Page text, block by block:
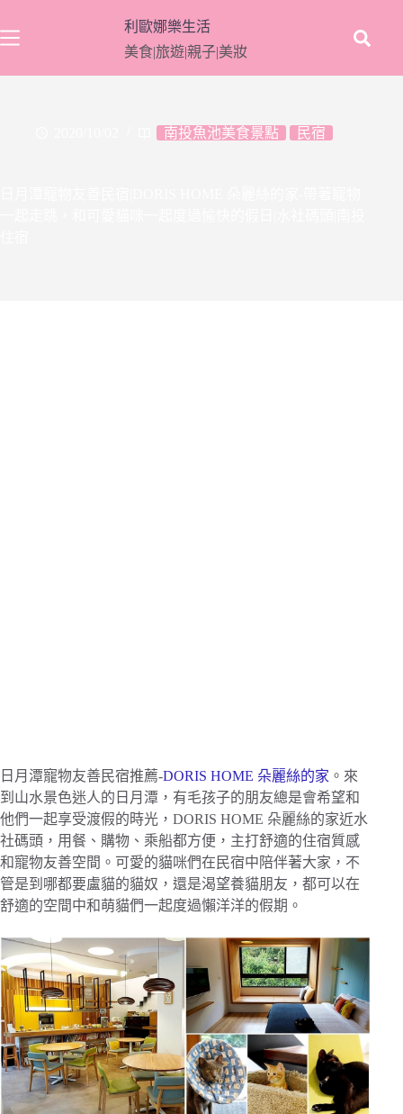
至
要
利歐娜樂生活
美食|旅遊|親子|美妝
南投魚池美食景點 民宿
日月潭寵物友善民宿推薦-DORIS HOME 朵麗絲的家 。來
到山水景色迷人的日月潭，有毛孩子的朋友總是會希望和
他們一起享受渡假的時光， DORIS HOME 朵麗絲的家近水
社碼頭，用餐、購物、乘船都方便，主打舒適的住宿質感
和寵物友善空間。可愛的貓咪們在民宿中陪伴著大家，不
管是到哪都要盧貓的貓奴，還是渴望養貓朋友，都可以在
舒適的空間中和萌貓們一起度過懶洋洋的假期。